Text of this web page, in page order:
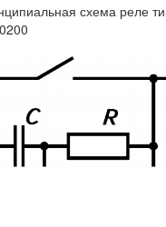
схема реле